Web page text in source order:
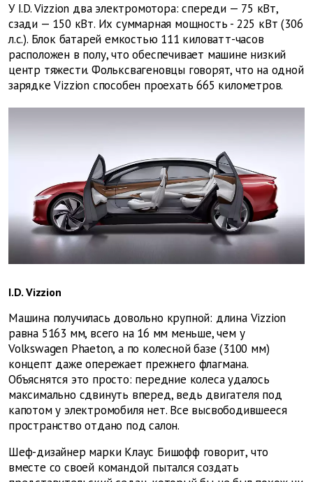
У I.D. Vizzion два электромотора: спереди — 75 кВт,
сзади — 150 кВт. Их суммарная мощность - 225 кВт (306
л.с.). Блок батарей емкостью 111 киловатт-часов
расположен в полу, что обеспечивает машине низкий
центр тяжести. Фольксвагеновцы говорят, что на одной
зарядке Vizzion способен проехать 665 километров.
I.D. Vizzion
Машина получилась довольно крупной: длина Vizzion
равна 5163 мм, всего на 16 мм меньше, чем у
Volkswagen Phaeton, а по колесной базе (3100 мм)
концепт даже опережает прежнего флагмана.
Объяснятся это просто: передние колеса удалось
максимально сдвинуть вперед, ведь двигателя под
капотом у электромобиля нет. Все высвободившееся
пространство отдано под салон.
Шеф-дизайнер марки Клаус Бишофф говорит, что
вместе со своей командой пытался создать